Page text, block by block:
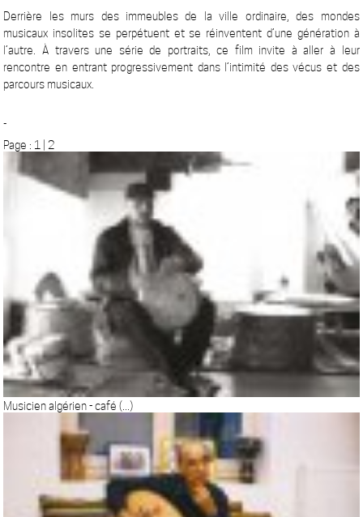
Derrière les murs des immeubles de la ville ordinaire, des mondes
musicaux insolites se perpétuent et se réinventent d’une génération à
l’autre. À travers une série de portraits, ce film invite à aller à leur
rencontre en entrant progressivement dans l’intimité des vécus et des
parcours musicaux.
Page : 1 | 2
Musicien algérien - café (...)